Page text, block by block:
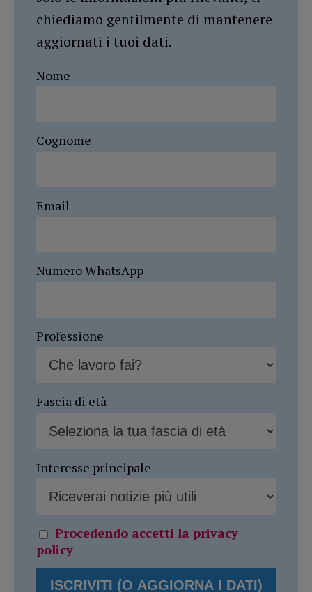
chiediamo gentilmente di mantenere
aggiornati i tuoi dati.
Nome
Cognome
Email
Numero WhatsApp
Professione
Fascia di età
Interesse principale
Procedendo accetti la privacy
policy